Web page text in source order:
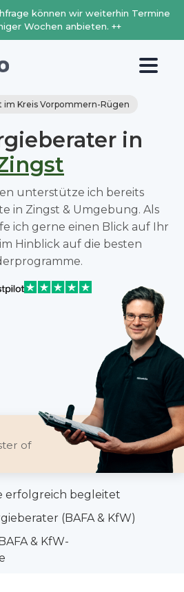
können wir weiterhin Termine
Wochen anbieten. ++
im Kreis Vorpommern-Rügen
in
unterstütze ich bereits
in Zingst & Umgebung. Als
ich gerne einen Blick auf Ihr
Hinblick auf die besten
of
erfolgreich begleitet
(BAFA & KfW)
& KfW-